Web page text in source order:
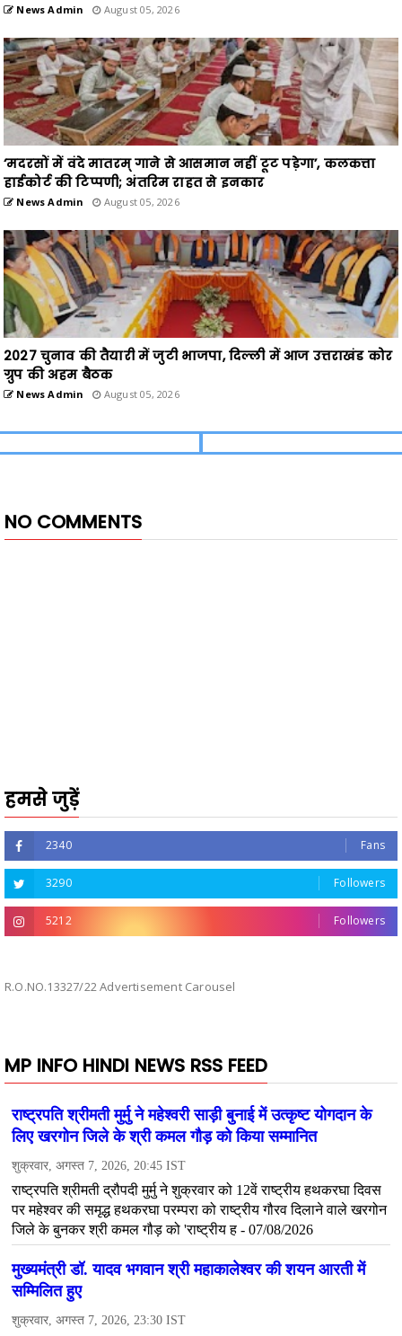
News Admin August 05, 2026
‘मदरसों में वंदे मातरम् गाने से आसमान नहीं टूट पड़ेगा’, कलकत्ता
हाईकोर्ट की टिप्पणी; अंतरिम राहत से इनकार
News Admin August 05, 2026
2027 चुनाव की तैयारी में जुटी भाजपा, दिल्ली में आज उत्तराखंड कोर
ग्रुप की अहम बैठक
News Admin August 05, 2026
NO COMMENTS
हमसे जुड़ें
2340 Fans
3290 Followers
5212 Followers
R.O.NO.13327/22 Advertisement Carousel
MP INFO HINDI NEWS RSS FEED